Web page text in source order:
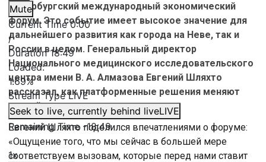
Mute
Current Time0:00
/
Duration18:49
Loaded:
1.69%
Stream TypeLIVE
Seek to live, currently behind liveLIVE
Remaining Time -18:49
1x
Петербургский международный экономический
форум. Это событие имеет высокое значение для
дальнейшего развития как города на Неве, так и
России в целом. Генеральный директор
Национального медицинского исследовательского
центра имени В. А. Алмазова Евгений Шляхто
рассказал, как платформенные решения меняют
российскую медицину.
Евгений Шляхто поделился впечатлениями о форуме:
«Ощущение того, что мы сейчас в большей мере
соответствуем вызовам, которые перед нами ставит